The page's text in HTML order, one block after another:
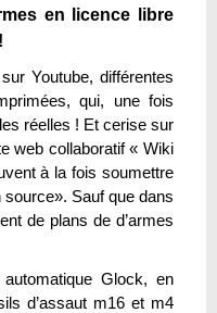
en licence libre
Youtube, différentes
qui, une fois
réelles ! Et cerise sur
web collaboratif « Wiki
à la fois soumettre
Sauf que dans
de plans de d’armes
Glock, en
d’assaut m16 et m4